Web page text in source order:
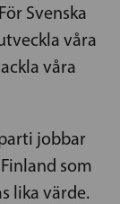
Svenska
våra
våra
jobbar
som
lika värde.